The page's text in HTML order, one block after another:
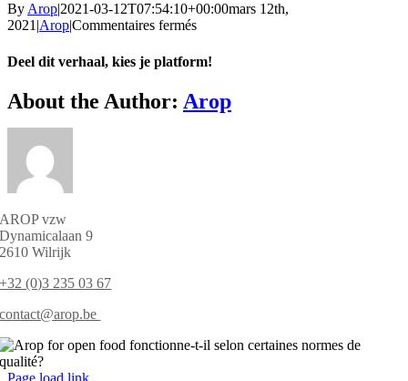
ByArop|2021-03-12T07:54:10+00:00mars 12th,
2021|Arop|Commentaires ferméssur
for
fonctionne-
Deel dit verhaal, kies je platform!
Facebook
X
Reddit
LinkedIn
WhatsApp
Tumblr
Pinterest
Vk
Email
About the Author: Arop
AROP vzw
Dynamicalaan 9
2610 Wilrijk
+32 (0)3 235 03 67
contact@arop.be
Page load link